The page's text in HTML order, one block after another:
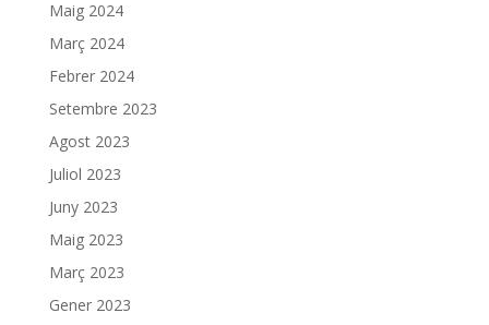
Maig 2024
Març 2024
Febrer 2024
Setembre 2023
Agost 2023
Juliol 2023
Juny 2023
Maig 2023
Març 2023
Gener 2023